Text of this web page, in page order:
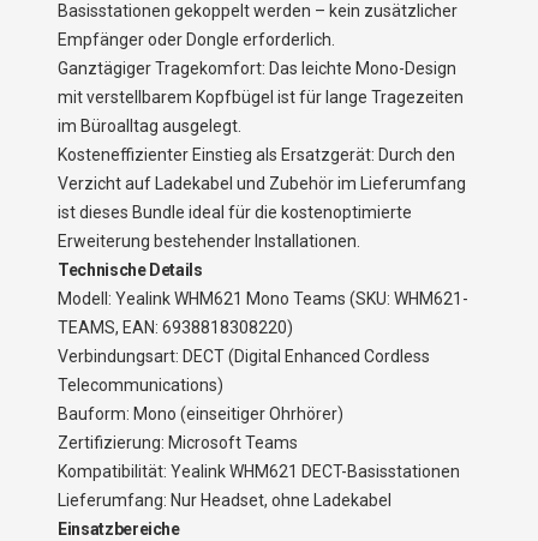
Basisstationen gekoppelt werden – kein zusätzlicher
Empfänger oder Dongle erforderlich.
Ganztägiger Tragekomfort: Das leichte Mono-Design
mit verstellbarem Kopfbügel ist für lange Tragezeiten
im Büroalltag ausgelegt.
Kosteneffizienter Einstieg als Ersatzgerät: Durch den
Verzicht auf Ladekabel und Zubehör im Lieferumfang
ist dieses Bundle ideal für die kostenoptimierte
Erweiterung bestehender Installationen.
Technische Details
Modell: Yealink WHM621 Mono Teams (SKU: WHM621-
TEAMS, EAN: 6938818308220)
Verbindungsart: DECT (Digital Enhanced Cordless
Telecommunications)
Bauform: Mono (einseitiger Ohrhörer)
Zertifizierung: Microsoft Teams
Kompatibilität: Yealink WHM621 DECT-Basisstationen
Lieferumfang: Nur Headset, ohne Ladekabel
Einsatzbereiche